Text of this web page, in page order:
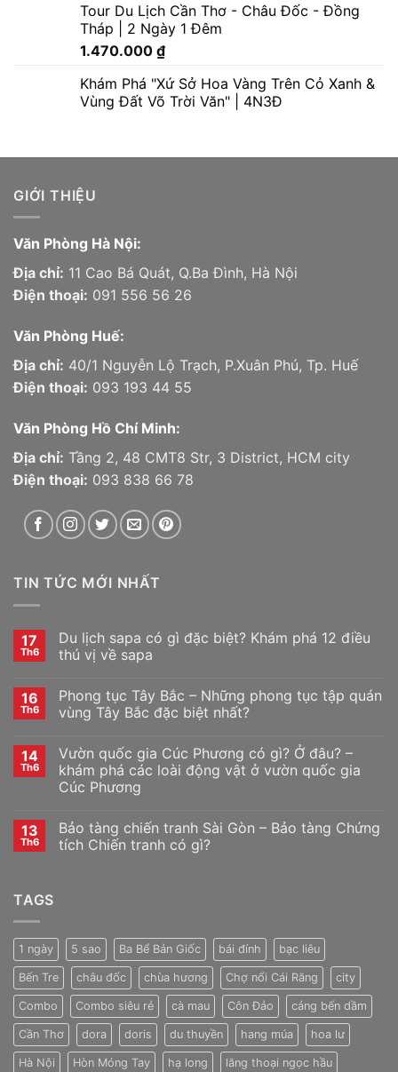
Tour Du Lịch Cần Thơ - Châu Đốc - Đồng
Tháp | 2 Ngày 1 Đêm
1.470.000 ₫
Khám Phá "Xứ Sở Hoa Vàng Trên Cỏ Xanh &
Vùng Đất Võ Trời Văn" | 4N3Đ
GIỚI THIỆU
Văn Phòng Hà Nội:
Địa chỉ: 11 Cao Bá Quát, Q.Ba Đình, Hà Nội
Điện thoại: 091 556 56 26
Văn Phòng Huế:
Địa chỉ: 40/1 Nguyễn Lộ Trạch, P.Xuân Phú, Tp. Huế
Điện thoại: 093 193 44 55
Văn Phòng Hồ Chí Minh:
Địa chỉ: Tầng 2, 48 CMT8 Str, 3 District, HCM city
Điện thoại: 093 838 66 78
TIN TỨC MỚI NHẤT
17
Th6
Du lịch sapa có gì đặc biệt? Khám phá 12 điều
thú vị về sapa
16
Th6
Phong tục Tây Bắc – Những phong tục tập quán
vùng Tây Bắc đặc biệt nhất?
14
Th6
Vườn quốc gia Cúc Phương có gì? Ở đâu? –
khám phá các loài động vật ở vườn quốc gia
Cúc Phương
13
Th6
Bảo tàng chiến tranh Sài Gòn – Bảo tàng Chứng
tích Chiến tranh có gì?
TAGS
1 ngày 5 sao Ba Bể Bản Giốc bái đính bạc liêu
Bến Tre châu đốc chùa hương Chợ nổi Cái Răng city
Combo Combo siêu rẻ cà mau Côn Đảo cảng bến dầm
Cần Thơ dora doris du thuyền hang múa hoa lư
Hà Nội Hòn Móng Tay hạ long lăng thoại ngọc hầu